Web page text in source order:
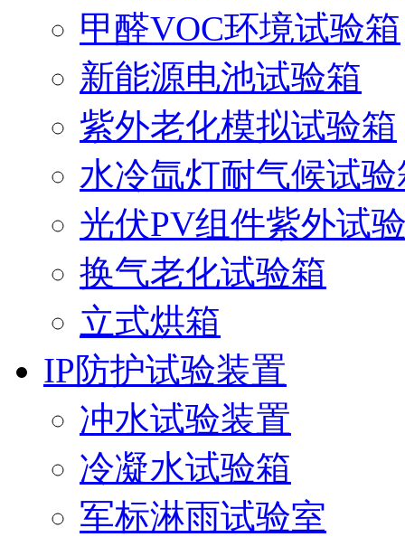
甲醛VOC环境试验箱
新能源电池试验箱
紫外老化模拟试验箱
水冷氙灯耐气候试验
光伏PV组件紫外试
换气老化试验箱
立式烘箱
IP防护试验装置
冲水试验装置
冷凝水试验箱
军标淋雨试验室